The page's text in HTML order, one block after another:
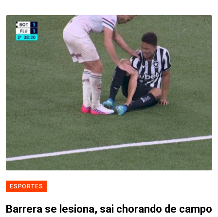
ESPORTES
Barrera se lesiona, sai chorando de campo